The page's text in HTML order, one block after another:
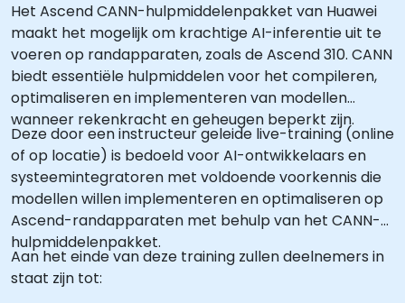
Het Ascend CANN-hulpmiddelenpakket van Huawei
maakt het mogelijk om krachtige AI-inferentie uit te
voeren op randapparaten, zoals de Ascend 310. CANN
biedt essentiële hulpmiddelen voor het compileren,
optimaliseren en implementeren van modellen
wanneer rekenkracht en geheugen beperkt zijn.
Deze door een instructeur geleide live-training (online
of op locatie) is bedoeld voor AI-ontwikkelaars en
systeemintegratoren met voldoende voorkennis die
modellen willen implementeren en optimaliseren op
Ascend-randapparaten met behulp van het CANN-
hulpmiddelenpakket.
Aan het einde van deze training zullen deelnemers in
staat zijn tot: